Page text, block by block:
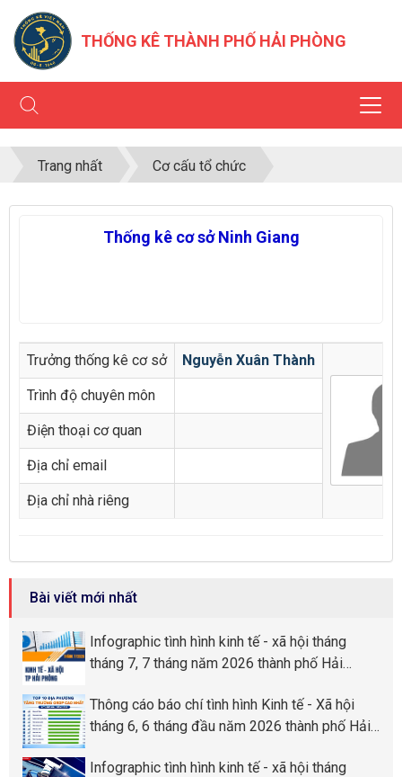
THỐNG KÊ THÀNH PHỐ HẢI PHÒNG
Trang nhất Cơ cấu tổ chức
Thống kê cơ sở Ninh Giang
Trưởng thống kê cơ sở Nguyễn Xuân Thành
Trình độ chuyên môn
Điện thoại cơ quan
Địa chỉ email
Địa chỉ nhà riêng
Bài viết mới nhất
Infographic tình hình kinh tế - xã hội tháng
tháng 7, 7 tháng năm 2026 thành phố Hải
Thông cáo báo chí tình hình Kinh tế - Xã hội
tháng 6, 6 tháng đầu năm 2026 thành phố Hải
Infographic tình hình kinh tế - xã hội tháng